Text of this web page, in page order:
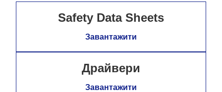
Safety Data Sheets
Завантажити
Драйвери
Завантажити